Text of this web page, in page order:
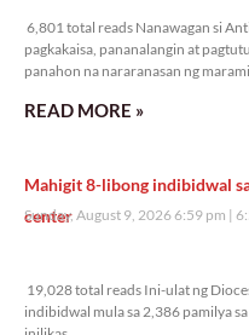
6,801 total reads Nanawagan si
pagkakaisa, pananalangin at
panahon na nararanasan ng
READ MORE »
Mahigit 8-libong indibidwal
center
Sunday, August 9, 2026 6:59 pm
19,028 total reads Ini-ulat ng
indibidwal mula sa 2,386 pamilya